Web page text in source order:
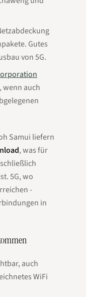
Gutes
von 5G.
wenn auch
Samui liefern
, was für
5G, wo
-
in
auch
WiFi